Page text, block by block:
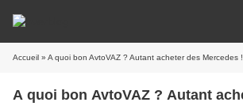
Accueil » A quoi bon AvtoVAZ ? Autant acheter des Mercedes !
A quoi bon AvtoVAZ ? Autant acheter des